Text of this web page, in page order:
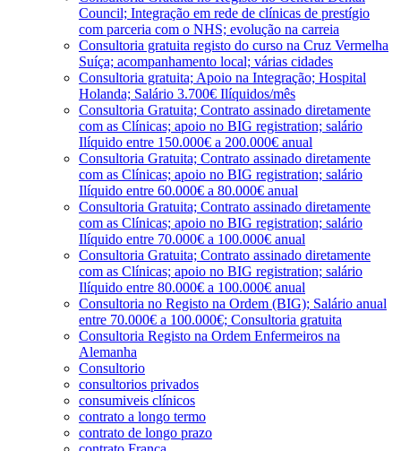
Council; Integração em rede de clínicas de prestígio
com parceria com o NHS; evolução na carreia
Consultoria gratuita registo do curso na Cruz Vermelha
Suíça; acompanhamento local; várias cidades
Consultoria gratuita; Apoio na Integração; Hospital
Holanda; Salário 3.700€ Ilíquidos/mês
Consultoria Gratuita; Contrato assinado diretamente
com as Clínicas; apoio no BIG registration; salário
Ilíquido entre 150.000€ a 200.000€ anual
Consultoria Gratuita; Contrato assinado diretamente
com as Clínicas; apoio no BIG registration; salário
Ilíquido entre 60.000€ a 80.000€ anual
Consultoria Gratuita; Contrato assinado diretamente
com as Clínicas; apoio no BIG registration; salário
Ilíquido entre 70.000€ a 100.000€ anual
Consultoria Gratuita; Contrato assinado diretamente
com as Clínicas; apoio no BIG registration; salário
Ilíquido entre 80.000€ a 100.000€ anual
Consultoria no Registo na Ordem (BIG); Salário anual
entre 70.000€ a 100.000€; Consultoria gratuita
Consultoria Registo na Ordem Enfermeiros na
Alemanha
Consultorio
consultorios privados
consumiveis clínicos
contrato a longo termo
contrato de longo prazo